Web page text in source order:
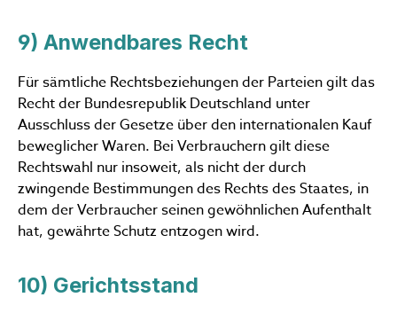
9) Anwendbares Recht
Für sämtliche Rechtsbeziehungen der Parteien gilt das
Recht der Bundesrepublik Deutschland unter
Ausschluss der Gesetze über den internationalen Kauf
beweglicher Waren. Bei Verbrauchern gilt diese
Rechtswahl nur insoweit, als nicht der durch
zwingende Bestimmungen des Rechts des Staates, in
dem der Verbraucher seinen gewöhnlichen Aufenthalt
hat, gewährte Schutz entzogen wird.
10) Gerichtsstand